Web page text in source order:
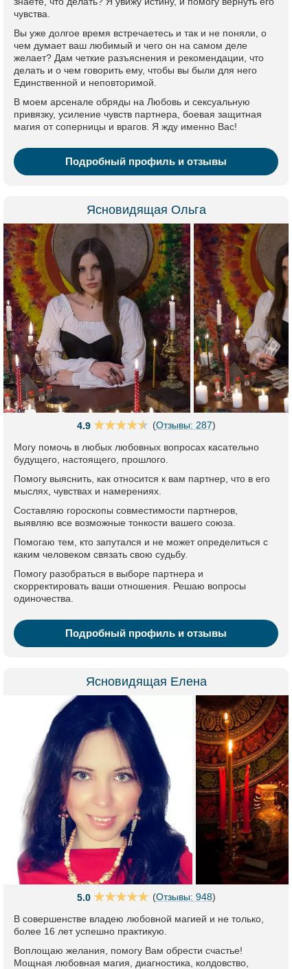
чувства.
Вы уже долгое время встречаетесь и так и не поняли, о
чем думает ваш любимый и чего он на самом деле
желает? Дам четкие разъяснения и рекомендации, что
делать и о чем говорить ему, чтобы вы были для него
Единственной и неповторимой.
В моем арсенале обряды на Любовь и сексуальную
привязку, усиление чувств партнера, боевая защитная
магия от соперницы и врагов. Я жду именно Вас!
Подробный профиль и отзывы
Ясновидящая Ольга
4.9 (Отзывы: 287)
Могу помочь в любых любовных вопросах касательно
будущего, настоящего, прошлого.
Помогу выяснить, как относится к вам партнер, что в его
мыслях, чувствах и намерениях.
Составляю гороскопы совместимости партнеров,
выявляю все возможные тонкости вашего союза.
Помогаю тем, кто запутался и не может определиться с
каким человеком связать свою судьбу.
Помогу разобраться в выборе партнера и
скорректировать ваши отношения. Решаю вопросы
одиночества.
Подробный профиль и отзывы
Ясновидящая Елена
5.0 (Отзывы: 948)
В совершенстве владею любовной магией и не только,
более 16 лет успешно практикую.
Воплощаю желания, помогу Вам обрести счастье!
Мощная любовная магия, диагностика, колдовство,